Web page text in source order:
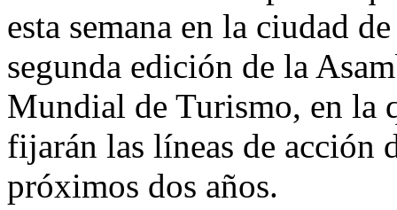
esta semana en la ciudad
segunda edición de la
Mundial de Turismo, en la
fijarán las líneas de acción
próximos dos años.